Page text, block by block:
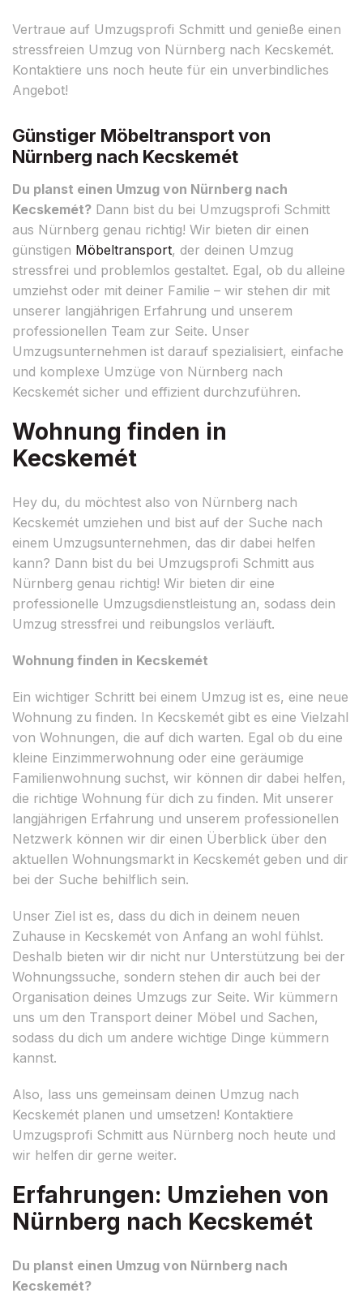
Vertraue auf Umzugsprofi Schmitt und genieße einen
stressfreien Umzug von Nürnberg nach Kecskemét.
Kontaktiere uns noch heute für ein unverbindliches
Angebot!
Günstiger Möbeltransport von
Nürnberg nach Kecskemét
Du planst einen Umzug von Nürnberg nach
Kecskemét? Dann bist du bei Umzugsprofi Schmitt
aus Nürnberg genau richtig! Wir bieten dir einen
günstigen Möbeltransport, der deinen Umzug
stressfrei und problemlos gestaltet. Egal, ob du alleine
umziehst oder mit deiner Familie – wir stehen dir mit
unserer langjährigen Erfahrung und unserem
professionellen Team zur Seite. Unser
Umzugsunternehmen ist darauf spezialisiert, einfache
und komplexe Umzüge von Nürnberg nach
Kecskemét sicher und effizient durchzuführen.
Wohnung finden in
Kecskemét
Hey du, du möchtest also von Nürnberg nach
Kecskemét umziehen und bist auf der Suche nach
einem Umzugsunternehmen, das dir dabei helfen
kann? Dann bist du bei Umzugsprofi Schmitt aus
Nürnberg genau richtig! Wir bieten dir eine
professionelle Umzugsdienstleistung an, sodass dein
Umzug stressfrei und reibungslos verläuft.
Wohnung finden in Kecskemét
Ein wichtiger Schritt bei einem Umzug ist es, eine neue
Wohnung zu finden. In Kecskemét gibt es eine Vielzahl
von Wohnungen, die auf dich warten. Egal ob du eine
kleine Einzimmerwohnung oder eine geräumige
Familienwohnung suchst, wir können dir dabei helfen,
die richtige Wohnung für dich zu finden. Mit unserer
langjährigen Erfahrung und unserem professionellen
Netzwerk können wir dir einen Überblick über den
aktuellen Wohnungsmarkt in Kecskemét geben und dir
bei der Suche behilflich sein.
Unser Ziel ist es, dass du dich in deinem neuen
Zuhause in Kecskemét von Anfang an wohl fühlst.
Deshalb bieten wir dir nicht nur Unterstützung bei der
Wohnungssuche, sondern stehen dir auch bei der
Organisation deines Umzugs zur Seite. Wir kümmern
uns um den Transport deiner Möbel und Sachen,
sodass du dich um andere wichtige Dinge kümmern
kannst.
Also, lass uns gemeinsam deinen Umzug nach
Kecskemét planen und umsetzen! Kontaktiere
Umzugsprofi Schmitt aus Nürnberg noch heute und
wir helfen dir gerne weiter.
Erfahrungen: Umziehen von
Nürnberg nach Kecskemét
Du planst einen Umzug von Nürnberg nach
Kecskemét?